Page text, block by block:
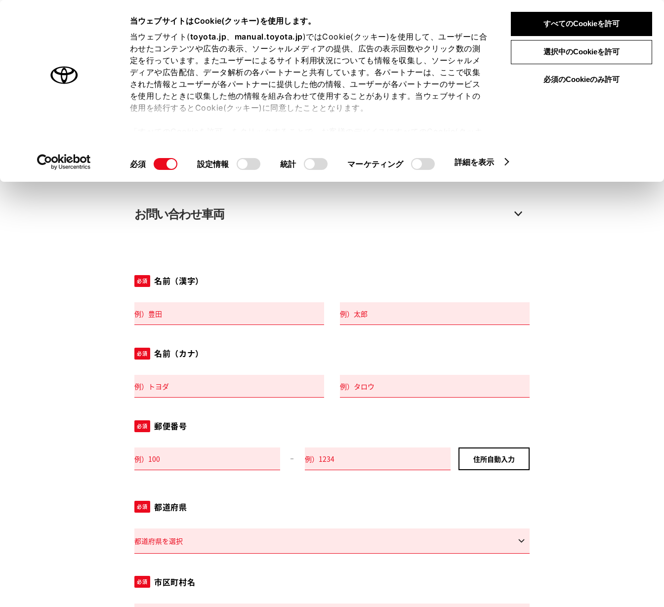
は必須です。
当ウェブサイトはCookie(クッキー)を使用します。
当ウェブサイト(toyota.jp、 manual.toyota.jp)ではCookie(クッキー)を使用して、ユーザーに合
わせたコンテンツや広告の表示、ソーシャルメディアの提供、広告の表示回数やクリック数の測
定を行っています。またユーザーによるサイト利用状況についても情報を収集し、ソーシャルメ
ディアや広告配信、データ解析の各パートナーと共有しています。各パートナーは、ここで収集
された情報とユーザーが各パートナーに提供した他の情報、ユーザーが各パートナーのサービス
を使用したときに収集した他の情報を組み合わせて使用することがあります。当ウェブサイトの
使用を続行するとCookie(クッキー)に同意したこととなります。
て」をご覧ください。
同
択
必須 設定情報 統計 マーケティング 詳細を表示
すべてのCookieを許可
選択中のCookieを許可
必須のCookieのみ許可
中古車：お問い合わせ
お客さま情報の入力 入力内容のご確認
ログインして自動入力
お問い合わせ車両
必須 名前（漢字）
必須 名前（カナ）
必須 郵便番号
住所自動入力
必須 都道府県
必須 市区町村名